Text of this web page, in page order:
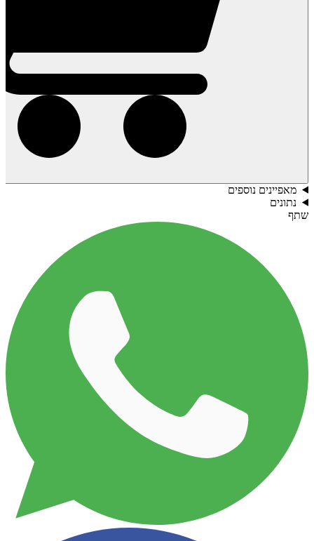
מאפיינים נוספים
נתונים
שתף